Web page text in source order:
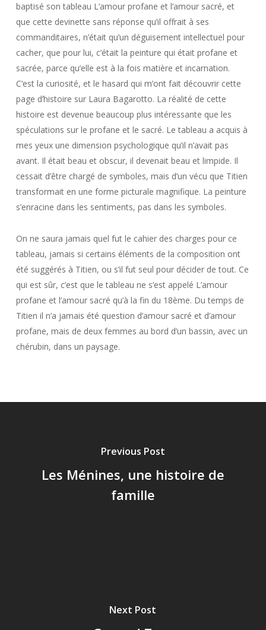
baptisé son tableau L‘amour profane et l‘amour sacré, et
que cette devinette sans réponse qu’il offrait à ses
commanditaires, n’était qu’un déguisement intellectuel pour
cacher, que pour lui, c’était la peinture qui était profane et
sacrée, parce qu’elle est à la fois matière et incarnation.
C’est la curiosité, et le hasard qui m’ont fait découvrir cette
page d’histoire sur Laura Bagarotto. La réalité de cette
histoire est devenue beaucoup plus intéressante que les
spéculations sur le profane et le sacré. Le tableau a acquis à
mes yeux une dimension psychologique qu’il n’avait pas
avant. Il était beau et obscur, il devenait beau et limpide. Il
cessait d’être chargé de symboles, mais d’un vécu que Titien
transformait en une forme picturale magnifique. La peinture
s’enracine dans les sentiments, pas dans les symboles.
On ne saura jamais quel fut le cahier des charges pour ce
tableau, jamais si certains éléments de la composition ont
été suggérés à Titien, ou s’il fut seul pour décider de tout. Ce
qui est sûr, c’est que le tableau ne s’est appelé L’amour
profane et l’amour sacré qu’à la fin du 18ème. Du temps de
Titien il n’a jamais été question d’amour sacré et d’amour
profane, mais de deux femmes au bord d’un bassin, avec un
chérubin, dans un paysage.
Previous Post
Les Ménines, une histoire de
famille
Next Post